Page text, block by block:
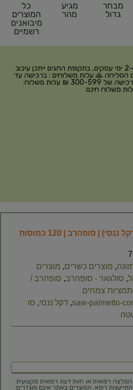
מבחר
גדול
מגיע
מהר
כל
המוצרים
מיבואנים
רשמיים
שירות משלוחים לכל הארץ 2-6 ימי עסקים, בתקופת החגים ייתכן עיכוב
הסליחה 🙏 עלות משלוחים : ברכישה עד
299₪ עלות משלוח 22₪, ברכישה של 300-599 ₪ עלות משלוח:
| סופהרב | 120 כמוסות
, מוצרים כשרים, מוצרים
, סולגאר - סופהרב, סופהרב /
תמציות צמחים
saw-palmetto-
, דקל ננסי, סו
רפואית או חוות דעת רפואית מקצועית
רופא. המוצרים באתר אינם מוגדרים